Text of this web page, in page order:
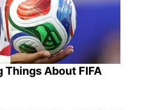
About FIFA